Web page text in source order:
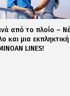
από το πλοίο –
και μια εκπληκτική
LINES!